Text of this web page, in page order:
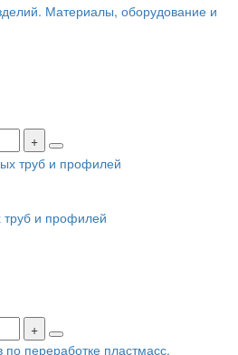
Материалы, оборудование и
труб и профилей